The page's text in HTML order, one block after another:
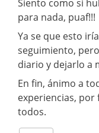
Siento como si
para nada, puaf!!!
Ya se que esto
seguimiento,
diario y dejarlo a
En fin, ánimo a
experiencias, por
todos.